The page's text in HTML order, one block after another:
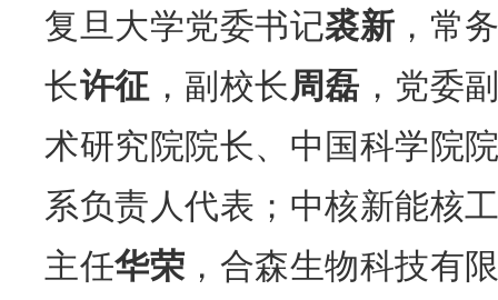
复旦大学党委书记裘新 ，常
长许征 ，副校长周磊 ，党委
术研究院院长、中国科学院
系负责人代表；中核新能核
主任华荣 ，合森生物科技有